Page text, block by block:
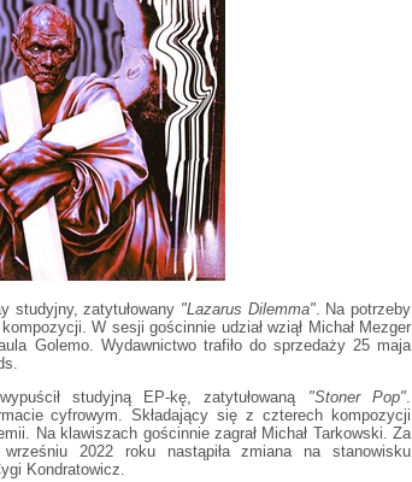
studyjny, zatytułowany "Lazarus Dilemma". Na potrzeby
W sesji gościnnie udział wziął Michał Mezger
Golemo. Wydawnictwo trafiło do sprzedaży 25 maja
studyjną EP-kę, zatytułowaną "Stoner Pop"
cyfrowym. Składający się z czterech kompozycji
Na klawiszach gościnnie zagrał Michał Tarkowski. Za
2022 roku nastąpiła zmiana na stanowisku
Kondratowicz.